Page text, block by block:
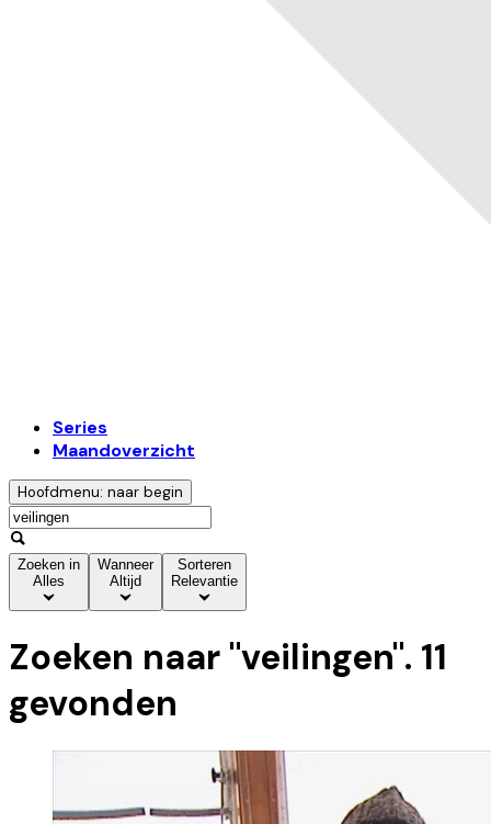
Series
Maandoverzicht
Hoofdmenu: naar begin
Zoeken in
Alles
Wanneer
Altijd
Sorteren
Relevantie
Zoeken naar "veilingen". 11
gevonden